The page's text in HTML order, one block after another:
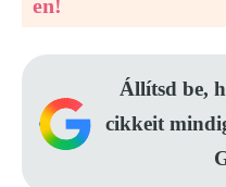
en!
Állítsd be,
cikkeit